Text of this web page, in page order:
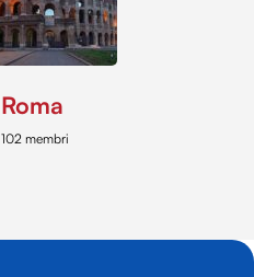
Roma
102 membri